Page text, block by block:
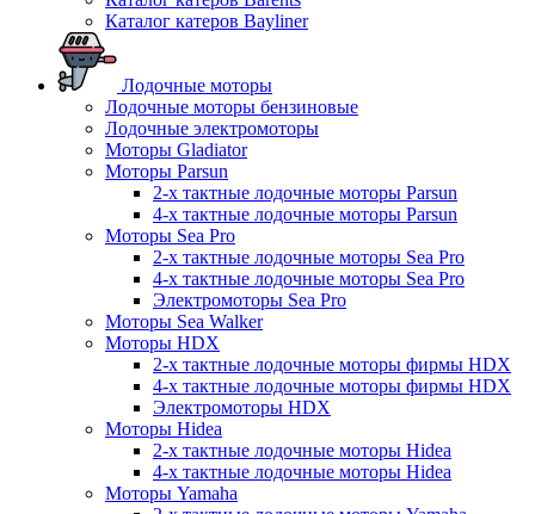
Каталог катеров Bayliner
Лодочные моторы
Лодочные моторы бензиновые
Лодочные электромоторы
Моторы Gladiator
Моторы Parsun
2-х тактные лодочные моторы Parsun
4-х тактные лодочные моторы Parsun
Моторы Sea Pro
2-х тактные лодочные моторы Sea Pro
4-х тактные лодочные моторы Sea Pro
Электромоторы Sea Pro
Моторы Sea Walker
Моторы HDX
2-х тактные лодочные моторы фирмы HDX
4-х тактные лодочные моторы фирмы HDX
Электромоторы HDX
Моторы Hidea
2-х тактные лодочные моторы Hidea
4-х тактные лодочные моторы Hidea
Моторы Yamaha